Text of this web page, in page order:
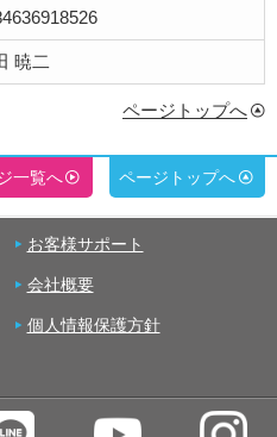
暁二
ページトップへ
一覧へ ページトップへ
お客様サポート
会社概要
個人情報保護方針